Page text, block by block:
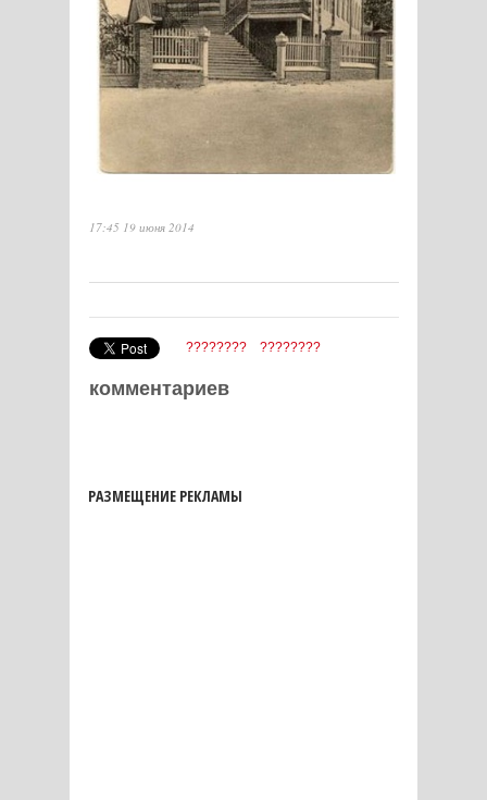
17:45 19 июня 2014
???????? ????????
комментариев
РАЗМЕЩЕНИЕ РЕКЛАМЫ